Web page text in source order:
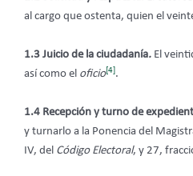
al cargo que ostenta, quien el
1.3 Juicio de la ciudadanía. El
así como el oficio[4] .
1.4 Recepción y turno de
y turnarlo a la Ponencia del
IV, del Código Electoral, y 27,